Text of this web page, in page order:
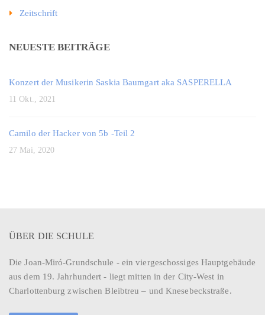
Zeitschrift
NEUESTE BEITRÄGE
Konzert der Musikerin Saskia Baumgart aka SASPERELLA
11 Okt., 2021
Camilo der Hacker von 5b -Teil 2
27 Mai, 2020
ÜBER DIE SCHULE
Die Joan-Miró-Grundschule - ein viergeschossiges Hauptgebäude
aus dem 19. Jahrhundert - liegt mitten in der City-West in
Charlottenburg zwischen Bleibtreu – und Knesebeckstraße.